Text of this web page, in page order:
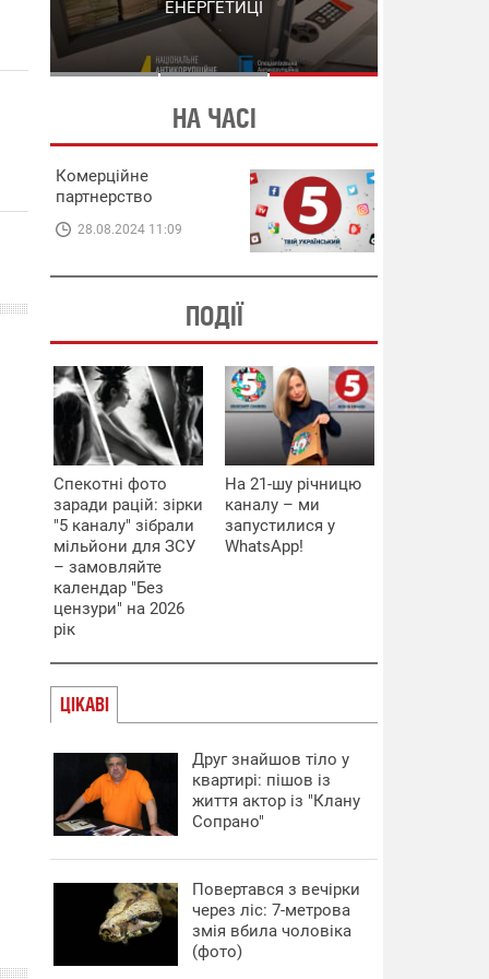
СХЕМИ В ЕНЕРГЕТИЦІ
ЕНЕРГЕТИЦІ
НА ЧАСІ
Комерційне
партнерство
28.08.2024 11:09
ПОДІЇ
Спекотні фото
заради рацій: зірки
"5 каналу" зібрали
мільйони для ЗСУ
– замовляйте
календар "Без
цензури" на 2026
рік
На 21-шу річницю
каналу – ми
запустилися у
WhatsApp!
ЦІКАВІ
Друг знайшов тіло у
квартирі: пішов із
життя актор із "Клану
Сопрано"
Повертався з вечірки
через ліс: 7-метрова
змія вбила чоловіка
(фото)